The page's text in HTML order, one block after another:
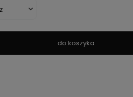
jest najniższa
do koszyka